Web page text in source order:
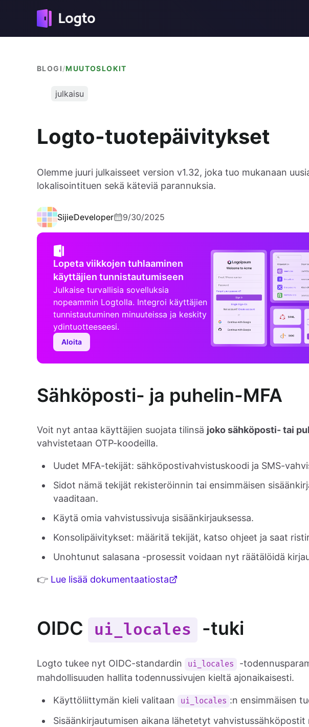
BLOGI/MUUTOSLOKIT
julkaisu
Logto-tuotepäivitykset
Olemme juuri julkaisseet version v1.32, joka tuo mukanaan
lokalisointituen sekä käteviä parannuksia.
SijieDeveloper 9/30/2025
Lopeta viikkojen tuhlaaminen
käyttäjien tunnistautumiseen
Julkaise turvallisia sovelluksia
nopeammin Logtolla. Integroi käyttäjien
tunnistautuminen minuuteissa ja keskity
ydintuotteeseesi.
Aloita
Sähköposti- ja puhelin-MFA
Voit nyt antaa käyttäjien suojata tilinsä joko sähköposti- tai
vahvistetaan OTP-koodeilla.
Uudet MFA-tekijät: sähköpostivahvistuskoodi ja SMS-
Sidot nämä tekijät rekisteröinnin tai ensimmäisen
vaaditaan.
Käytä omia vahvistussivuja sisäänkirjauksessa.
Konsolipäivitykset: määritä tekijät, katso ohjeet ja saat
Unohtunut salasana -prosessit voidaan nyt räätälöidä
👉 Lue lisää dokumentaatiosta
OIDC ui_locales -tuki
Logto tukee nyt OIDC-standardin ui_locales
-
mahdollisuuden hallita todennussivujen kieltä ajonaikaisesti.
Käyttöliittymän kieli valitaan ui_locales :n ensimmäisen
Sisäänkirjautumisen aikana lähetetyt